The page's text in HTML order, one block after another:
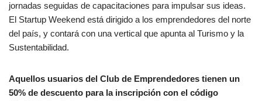
jornadas seguidas de capacitaciones para impulsar sus ideas.
El Startup Weekend está dirigido a los emprendedores del norte
del país, y contará con una vertical que apunta al Turismo y la
Sustentabilidad.
Aquellos usuarios del Club de Emprendedores tienen un
50% de descuento para la inscripción con el código